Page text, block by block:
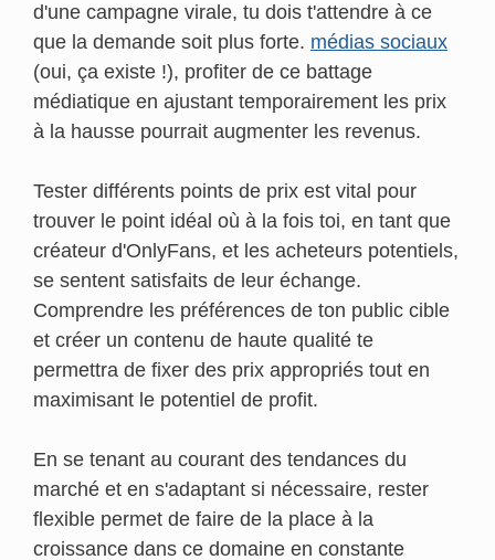
d'une campagne virale, tu dois t'attendre à ce
que la demande soit plus forte. médias sociaux
(oui, ça existe !), profiter de ce battage
médiatique en ajustant temporairement les prix
à la hausse pourrait augmenter les revenus.
Tester différents points de prix est vital pour
trouver le point idéal où à la fois toi, en tant que
créateur d'OnlyFans, et les acheteurs potentiels,
se sentent satisfaits de leur échange.
Comprendre les préférences de ton public cible
et créer un contenu de haute qualité te
permettra de fixer des prix appropriés tout en
maximisant le potentiel de profit.
En se tenant au courant des tendances du
marché et en s'adaptant si nécessaire, rester
flexible permet de faire de la place à la
croissance dans ce domaine en constante